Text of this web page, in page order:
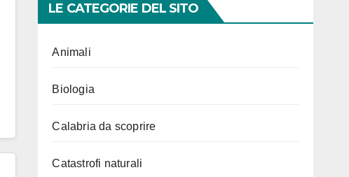
LE CATEGORIE DEL SITO
Animali
Biologia
Calabria da scoprire
Catastrofi naturali